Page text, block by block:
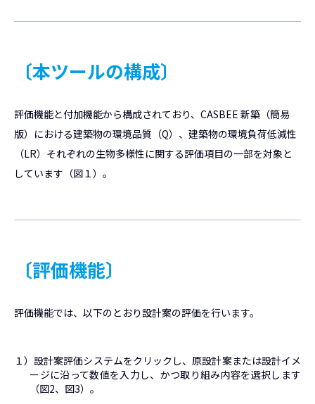
〔本ツールの構成〕
評価機能と付加機能から構成されており、CASBEE 新築（簡易
版）における建築物の環境品質（Q）、建築物の環境負荷低減性
（LR）それぞれの生物多様性に関する評価項目の一部を対象と
しています（図１）。
〔評価機能〕
評価機能では、以下のとおり設計案の評価を行います。
１）設計案評価システムをクリックし、原設計案または設計イメ
ージに沿って数値を入力し、かつ取り組み内容を選択します
（図2、図3）。